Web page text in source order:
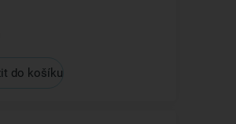
do košíku